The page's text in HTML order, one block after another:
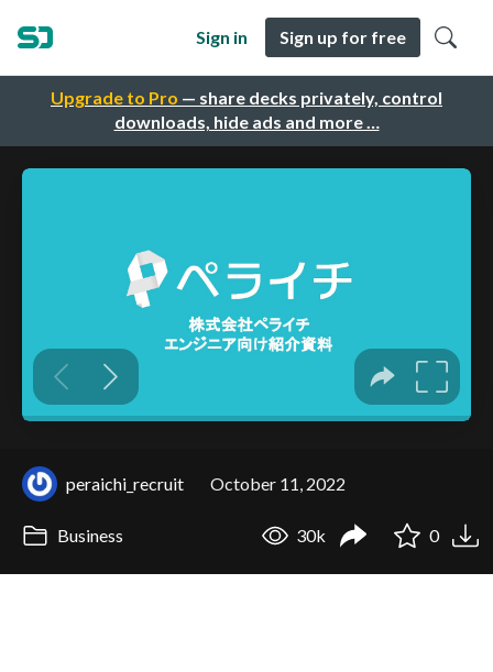
Upgrade to Pro — share decks privately, control
downloads, hide ads and more …
Sign in Sign up for free
peraichi_recruit October 11, 2022
Business 30k 0